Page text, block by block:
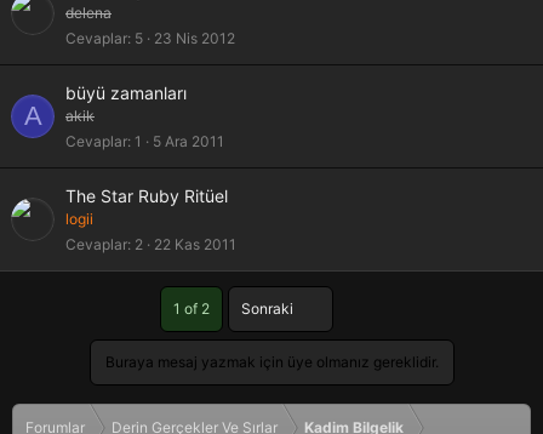
delena
Cevaplar 5 23 Nis 2012
A
büyü zamanları
akik
Cevaplar 1 5 Ara 2011
The Star Ruby Ritüel
logii
Cevaplar 2 22 Kas 2011
1 of 2 Sonraki
Buraya mesaj yazmak için üye olmanız gereklidir.
Forumlar Derin Gerçekler Ve Sırlar Kadim Bilgelik